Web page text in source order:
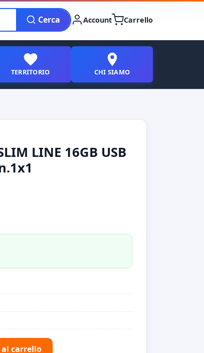
Cerca Account Carrello
TERRITORIO CHI SIAMO
LINE 16GB USB
carrello